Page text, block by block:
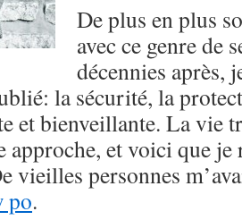
De plus en plus
avec ce genre de
décennies après,
la sécurité, la
et bienveillante. La vie
approche, et voici que je
personnes
po.